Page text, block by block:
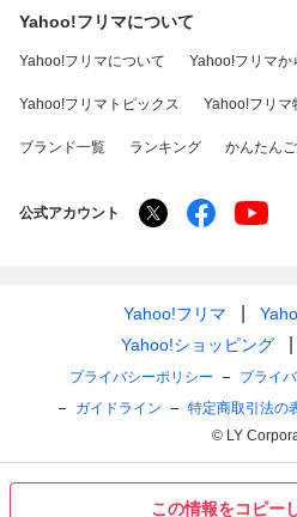
この情報をコピー
Yahoo!フリマについて
Yahoo!フリマについて Yahoo!フリマか
Yahoo!フリマトピックス Yahoo!フリマ
ブランド一覧 ランキング かんたん
公式アカウント
Yahoo!フリマ
Yahoo!ショッピング
プライバシーポリシー プライ
ガイドライン
特定商取引法の
© LY